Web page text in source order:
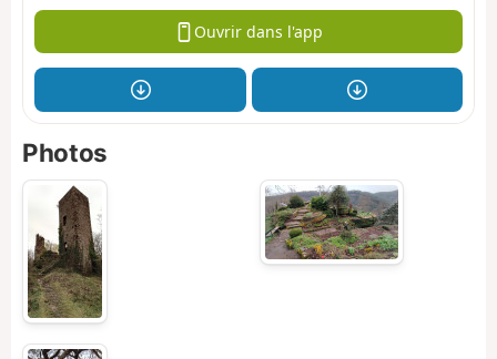
Ouvrir dans l'app
Photos